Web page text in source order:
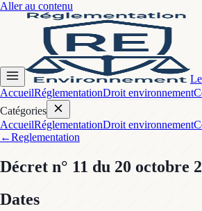
Aller au contenu
AccueilRéglementationDroit environnement
Catégories
AccueilRéglementationDroit environnement
←Reglementation
Décret n° 11 du 20 octobre
Dates